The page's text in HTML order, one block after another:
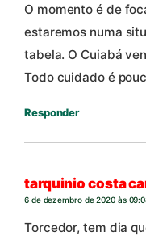
O momento é de
estaremos numa
tabela. O Cuiabá
Todo cuidado é
Responder
tarquinio costa
6 de dezembro de 2020 às
Torcedor, tem dia